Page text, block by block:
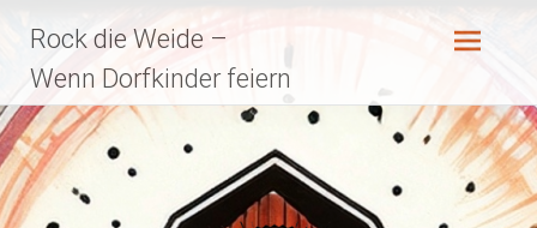
Inhalt
springen
Rock die Weide –
Wenn Dorfkinder feiern